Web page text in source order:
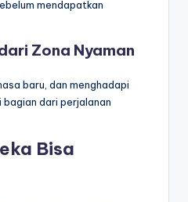
mendapatkan
Zona Nyaman
baru, dan menghadapi
dari perjalanan
Bisa